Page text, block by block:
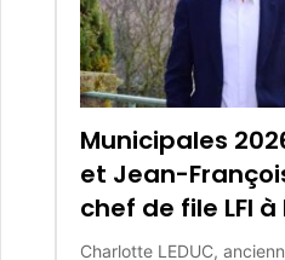
Municipales
et Jean-
chef de file LFI à
Charlotte LEDUC,